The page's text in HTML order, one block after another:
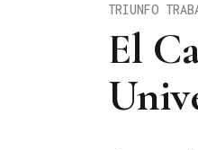
El
TRIUNFO